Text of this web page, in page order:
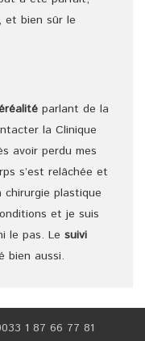
et bien sûr le
parlant de la
la Clinique
avoir perdu mes
s’est relâchée et
chirurgie plastique
et je suis
le pas. Le suivi
bien aussi.
1 87 66 77 81